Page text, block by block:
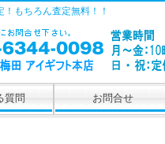
もちろん査定無料！！
質問 お問合せ